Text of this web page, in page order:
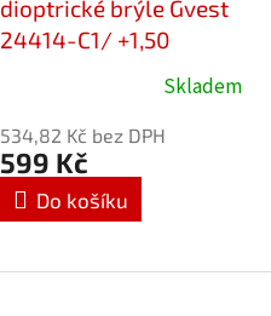
dioptrické brýle Gvest
24414-C1/ +1,50
Skladem
534,82 Kč bez DPH
599 Kč
Do košíku